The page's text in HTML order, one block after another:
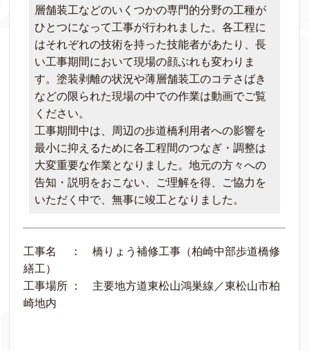
層舗装工などのいくつかの専門的分野の工種が
ひとつになって工事が行われました。各工程に
はそれぞれの技術を持った技能者があたり、長
い工事期間において現場の顔ぶれも変わりま
す。塗装剥離の状況や薄層舗装工のコテさばき
などの限られた現場の中での作業は動画でご覧
ください。
工事期間中は、周辺の歩道橋利用者への影響を
最小に抑えるために各工程間のつなぎ・調整は
大変重要な作業となりました。地元の方々への
告知・説明をおこない、ご理解を得、ご協力を
いただく中で、無事に竣工となりました。
工事名 ： 橋りょう補修工事（柏崎中部歩道橋修
繕工）
工事場所 ： 主要地方道東松山鴻巣線／東松山市柏
崎地内